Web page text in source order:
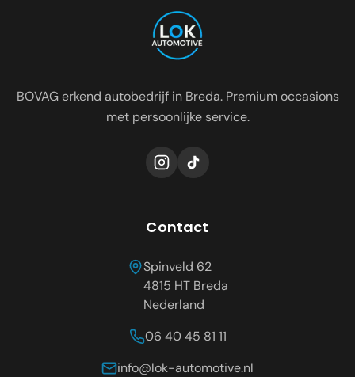
BOVAG erkend autobedrijf in Breda. Premium occasions
met persoonlijke service.
Contact
Spinveld 62
4815 HT Breda
Nederland
06 40 45 81 11
info@lok-automotive.nl